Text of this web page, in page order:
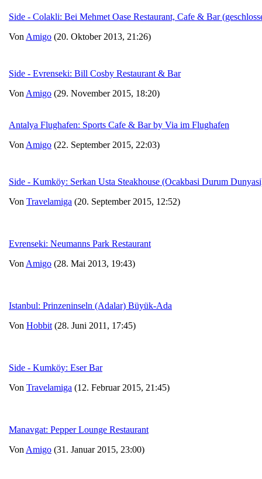
Side - Colakli: Bei Mehmet Oase Restaurant, Cafe & Bar
Von Amigo (20. Oktober 2013, 21:26)
Side - Evrenseki: Bill Cosby Restaurant & Bar
Von Amigo (29. November 2015, 18:20)
Antalya Flughafen: Sports Cafe & Bar by Via im Flughafen
Von Amigo (22. September 2015, 22:03)
Side - Kumköy: Serkan Usta Steakhouse (Ocakbasi Durum
Von Travelamiga (20. September 2015, 12:52)
Evrenseki: Neumanns Park Restaurant
Von Amigo (28. Mai 2013, 19:43)
Istanbul: Prinzeninseln (Adalar) Büyük-Ada
Von Hobbit (28. Juni 2011, 17:45)
Side - Kumköy: Eser Bar
Von Travelamiga (12. Februar 2015, 21:45)
Manavgat: Pepper Lounge Restaurant
Von Amigo (31. Januar 2015, 23:00)